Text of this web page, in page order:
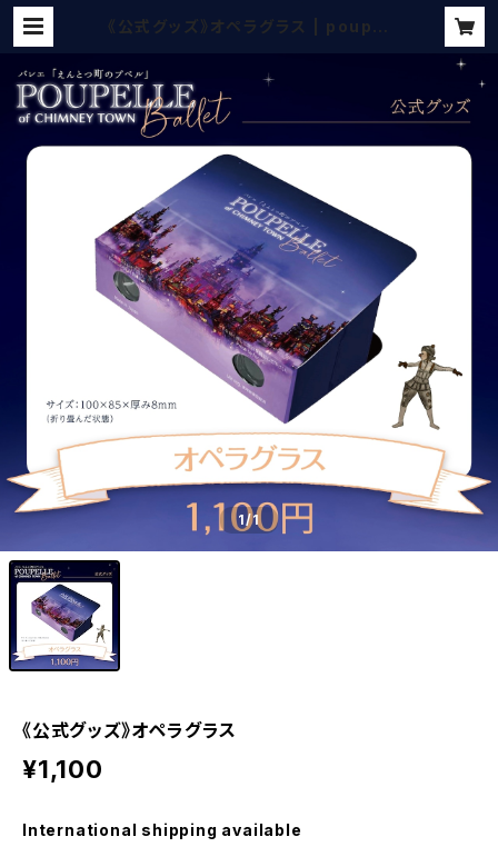
《公式グッズ》オペラグラス | poupel
1/1
《公式グッズ》オペラグラス
¥1,100
International shipping available